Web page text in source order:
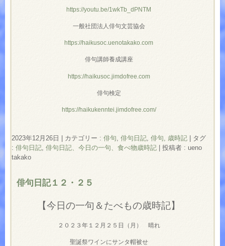
https://youtu.be/1wkTb_dPNTM
一般社団法人俳句文芸協会
https://haikusoc.uenotakako.com
俳句講師養成講座
https://haikusoc.jimdofree.com
俳句検定
https://haikukenntei.jimdofree.com/
2023年12月26日 カテゴリー : 俳句 俳句日記 俳句, 歳時記
タグ
: 俳句日記 俳句日記、今日の一句、食べ物歳時記
投稿者 : ueno
takako
俳句日記１２・２５
【今日の一句＆たべもの歳時記】
２０２３年１２月２５日（月） 晴れ
聖誕祭ワインにサンタ帽被せ